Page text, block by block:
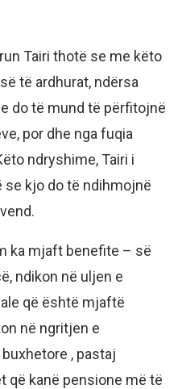
Tairi thotë se me këto
të ardhurat, ndërsa
do të mund të përfitojnë
por dhe nga fuqia
ndryshime, Tairi i
kjo do të ndihmojnë
ka mjaft benefite – së
ndikon në uljen e
që është mjaftë
në ngritjen e
, pastaj
që kanë pensione më të